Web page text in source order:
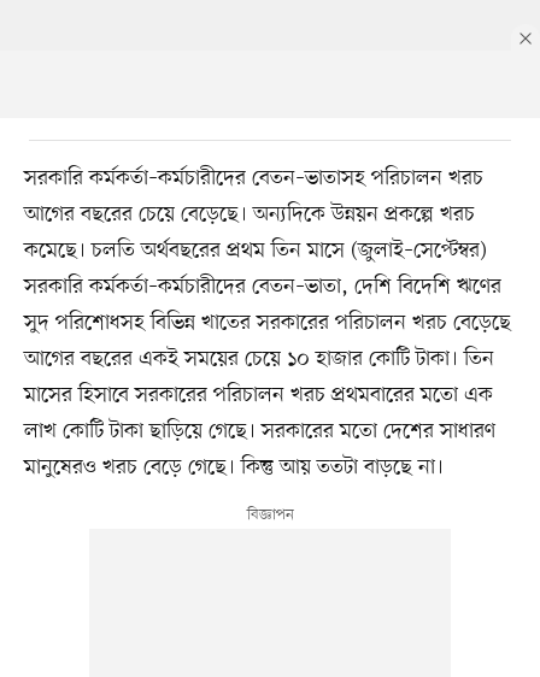
সরকারি কর্মকর্তা–কর্মচারীদের বেতন–ভাতাসহ পরিচালন খরচ
আগের বছরের চেয়ে বেড়েছে। অন্যদিকে উন্নয়ন প্রকল্পে খরচ
কমেছে। চলতি অর্থবছরের প্রথম তিন মাসে (জুলাই–সেপ্টেম্বর)
সরকারি কর্মকর্তা–কর্মচারীদের বেতন–ভাতা, দেশি বিদেশি ঋণের
সুদ পরিশোধসহ বিভিন্ন খাতের সরকারের পরিচালন খরচ বেড়েছে
আগের বছরের একই সময়ের চেয়ে ১০ হাজার কোটি টাকা। তিন
মাসের হিসাবে সরকারের পরিচালন খরচ প্রথমবারের মতো এক
লাখ কোটি টাকা ছাড়িয়ে গেছে। সরকারের মতো দেশের সাধারণ
মানুষেরও খরচ বেড়ে গেছে। কিন্তু আয় ততটা বাড়ছে না।